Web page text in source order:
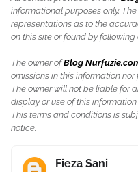
informational purposes only.
representations as to the
on this site or found by following
The owner ofBlog
omissions in this information
The owner will not be liable for
display or use of this information.
This terms and conditions is
notice.
Fieza Sani